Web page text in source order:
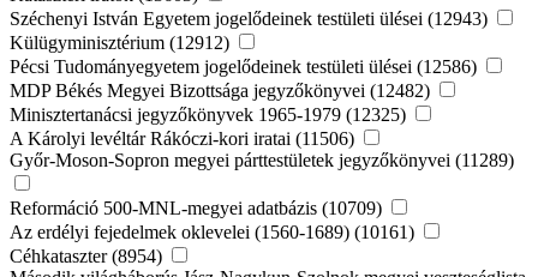
Széchenyi István Egyetem jogelődeinek testületi ülései (12943)
Külügyminisztérium (12912)
Pécsi Tudományegyetem jogelődeinek testületi ülései (12586)
MDP Békés Megyei Bizottsága jegyzőkönyvei (12482)
Minisztertanácsi jegyzőkönyvek 1965-1979 (12325)
A Károlyi levéltár Rákóczi-kori iratai (11506)
Győr-Moson-Sopron megyei párttestületek jegyzőkönyvei (11289)
Reformáció 500-MNL-megyei adatbázis (10709)
Az erdélyi fejedelmek oklevelei (1560-1689) (10161)
Céhkataszter (8954)